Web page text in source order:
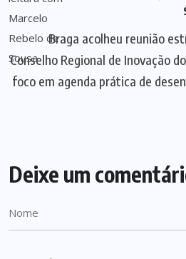
Braga acolheu reunião
Conselho Regional de Inovação
foco em agenda prática de
Deixe um